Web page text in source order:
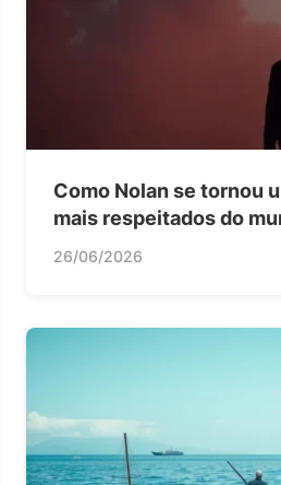
Como Nolan se tornou
mais respeitados do
26/06/2026